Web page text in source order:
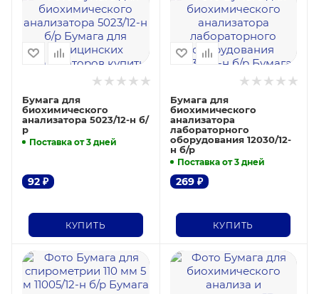
Бумага для
биохимического
анализатора 5023/12-н б/
р
Поставка от 3 дней
92 ₽
КУПИТЬ
Бумага для
биохимического
анализатора
лабораторного
оборудования 12030/12-
н б/р
Поставка от 3 дней
269₽
КУПИТЬ